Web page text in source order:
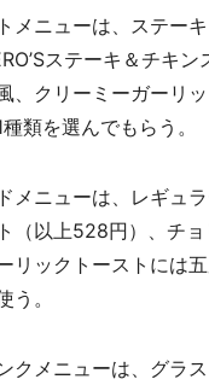
メニューは、ステーキ
ステーキ＆チキ
、クリーミーガーリ
類を選んでもらう。
メニューは、レギュ
（以上528円）、チ
リックトーストには
う。
クメニューは、グラ